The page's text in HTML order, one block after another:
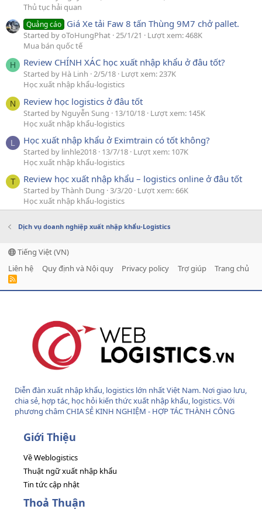
Thủ tục hải quan
Quảng cáo Giá Xe tải Faw 8 tấn Thùng 9M7 chở pallet.
Started by oToHungPhat 25/1/21
Lượt xem: 468K
Mua bán quốc tế
H Review CHÍNH XÁC học xuất nhập khẩu ở đâu tốt?
Started by Hà Linh 2/5/18 Lượt xem: 237K
Học xuất nhập khẩu-logistics
N Review học logistics ở đâu tốt
Started by Nguyễn Sung 13/10/18 Lượt xem: 145K
Học xuất nhập khẩu-logistics
L Học xuất nhập khẩu ở Eximtrain có tốt không?
Started by linhle2018 13/7/18 Lượt xem: 107K
Học xuất nhập khẩu-logistics
T Review học xuất nhập khẩu – logistics online ở đâu tốt
Started by Thành Dung 3/3/20 Lượt xem: 66K
Học xuất nhập khẩu-logistics
Dịch vụ doanh nghiệp xuất nhập khẩu-Logistics
Tiếng Việt (VN)
Liên hệ
Quy định và Nội quy Privacy policy Trợ giúp Trang chủ
R
Diễn đàn xuất nhập khẩu, logistics lớn nhất Việt Nam. Nơi giao lưu,
chia sẻ, hợp tác, học hỏi kiến thức xuất nhập khẩu, logistics. Với
phương châm CHIA SẺ KINH NGHIỆM - HỢP TÁC THÀNH CÔNG
Giới Thiệu
Về Weblogistics
Thuật ngữ xuất nhập khẩu
Tin tức cập nhật
Thoả Thuận